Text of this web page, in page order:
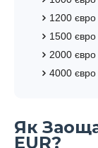
1200
1500
2000
4000
Як
EUR?